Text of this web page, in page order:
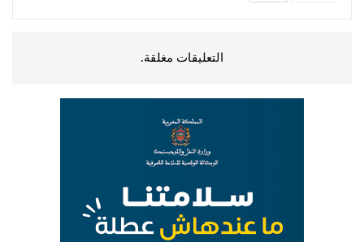
التعليقات مغلقة.